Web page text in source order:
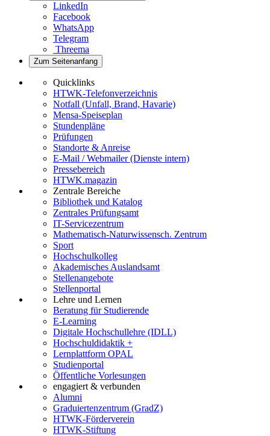
LinkedIn
Facebook
WhatsApp
Telegram
Threema
Zum Seitenanfang
Quicklinks
HTWK-Telefonverzeichnis
Notfall (Unfall, Brand, Havarie)
Mensa-Speiseplan
Stundenpläne
Prüfungen
Standorte & Anreise
E-Mail / Webmailer (Dienste intern)
Pressebereich
HTWK.magazin
Zentrale Bereiche
Bibliothek und Katalog
Zentrales Prüfungsamt
IT-Servicezentrum
Mathematisch-Naturwissensch. Zentrum
Sport
Hochschulkolleg
Akademisches Auslandsamt
Stellenangebote
Stellenportal
Lehre und Lernen
Beratung für Studierende
E-Learning
Digitale Hochschullehre (IDLL)
Hochschuldidaktik +
Lernplattform OPAL
Studienportal
Öffentliche Vorlesungen
engagiert & verbunden
Alumni
Graduiertenzentrum (GradZ)
HTWK-Förderverein
HTWK-Stiftung